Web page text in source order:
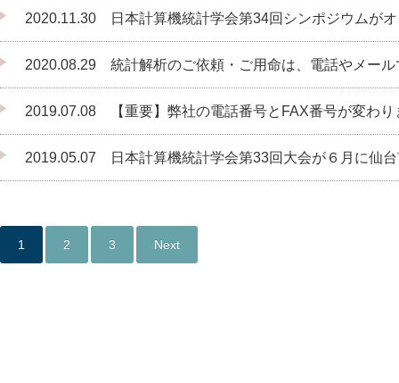
2020.11.30 日本計算機統計学会第34回シンポジウムが
2020.08.29 統計解析のご依頼・ご用命は、電話やメー
2019.07.08 【重要】弊社の電話番号とFAX番号が変わり
2019.05.07 日本計算機統計学会第33回大会が６月に仙
1 2 3 Next